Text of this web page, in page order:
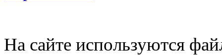
На сайте используются